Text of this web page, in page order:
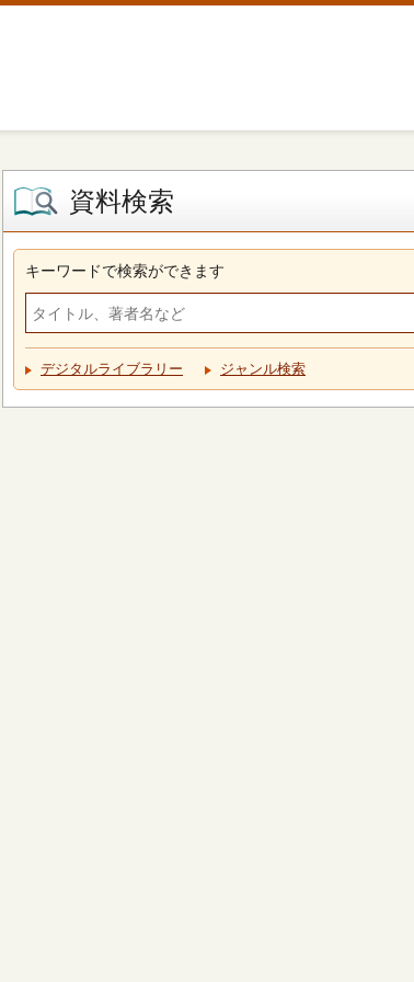
資料検索
キーワードで検索ができます
デジタルライブラリー ジャンル検索